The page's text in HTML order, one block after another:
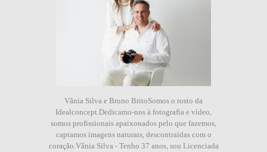
Vânia Silva e Bruno BritoSomos o rosto da
Idealconcept.Dedicamo-nos à fotografia e vídeo,
somos profissionais apaixonados pelo que fazemos,
captamos imagens naturais, descontraídas com o
coração.Vânia Silva - Tenho 37 anos, sou Licenciada